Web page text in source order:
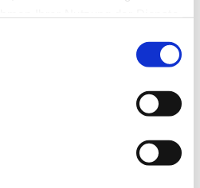
– Schmerzen lindern –
sich schützen? Ein starkes